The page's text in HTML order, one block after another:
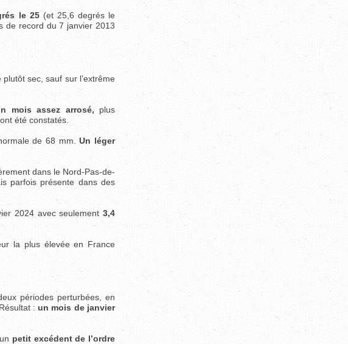
le 25 (et 25,6 degrés le
de record du 7 janvier 2013
sec, sauf sur l’extrême
mois assez arrosé,
plus
été constatés.
de 68 mm.
Un léger
dans le Nord-Pas-de-
parfois présente dans des
2024 avec seulement 3,4
la plus élevée en France
périodes perturbées, en
: un mois de janvier
petit excédent de l’ordre